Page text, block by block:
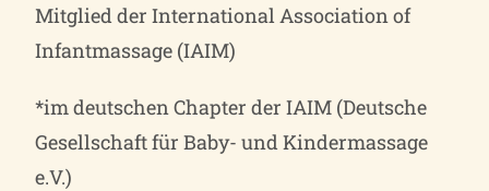
Mitglied der International Association of
Infantmassage (IAIM)
*im deutschen Chapter der IAIM (Deutsche
Gesellschaft für Baby- und Kindermassage
e.V.)